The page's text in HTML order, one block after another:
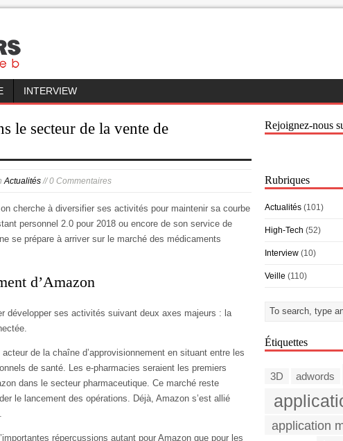
INTERVIEW
le secteur de la vente de
Actualités// 0 Commentaires
cherche à diversifier ses activités pour maintenir sa courbe
personnel 2.0 pour 2018 ou encore de son service de
se prépare à arriver sur le marché des médicaments
d’Amazon
développer ses activités suivant deux axes majeurs : la
de la chaîne d’approvisionnement en situant entre les
de santé. Les e-pharmacies seraient les premiers
dans le secteur pharmaceutique. Ce marché reste
le lancement des opérations. Déjà, Amazon s’est allié
répercussions autant pour Amazon que pour les
Rejoignez-nous
Rubriques
Actualités (101)
High-Tech (52)
Interview (10)
Veille (110)
Étiquettes
3D adwords
application